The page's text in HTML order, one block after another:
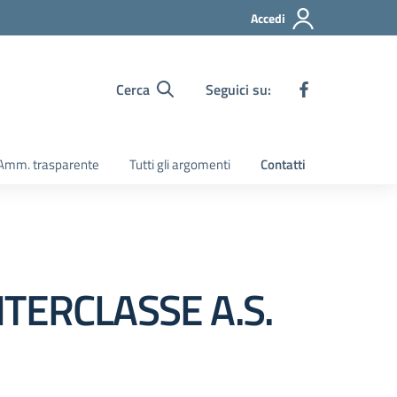
Accedi
Cerca Seguici su:
trasparente Tutti gli argomenti Contatti
A.S.